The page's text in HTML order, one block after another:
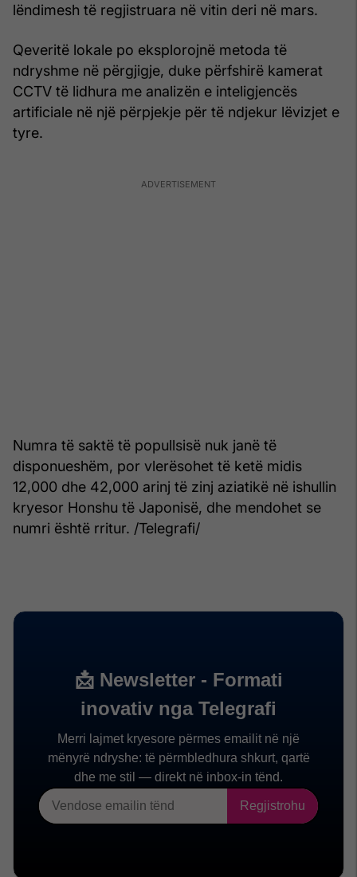
lëndimesh të regjistruara në vitin deri në mars.
Qeveritë lokale po eksplorojnë metoda të
ndryshme në përgjigje, duke përfshirë kamerat
CCTV të lidhura me analizën e inteligjencës
artificiale në një përpjekje për të ndjekur lëvizjet e
tyre.
Numra të saktë të popullsisë nuk janë të
disponueshëm, por vlerësohet të ketë midis
12,000 dhe 42,000 arinj të zinj aziatikë në ishullin
kryesor Honshu të Japonisë, dhe mendohet se
numri është rritur. /Telegrafi/